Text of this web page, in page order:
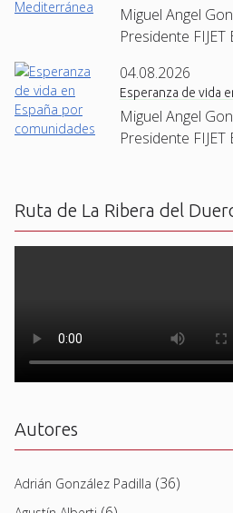
Miguel Angel
Presidente FIJET
04.08.2026
Esperanza de vida
Miguel Angel
Presidente FIJET
Ruta de La Ribera del
Autores
Adrián González Padilla (36)